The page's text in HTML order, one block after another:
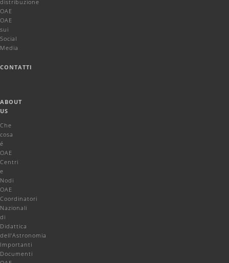
distribuzione
OAE
OAE
sui
Social
Media
CONTATTI
ABOUT
US
Che
cosa
é
OAE
Centri
e
Nodi
OAE
Coordinatori
Nazionali
di
Didattica
dell'Astronomia
Importanti
Documenti